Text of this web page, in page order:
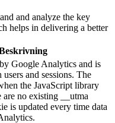
and analyze the key
helps in delivering a better
Google Analytics and is
and sessions. The
the JavaScript library
are no existing __utma
is updated every time data